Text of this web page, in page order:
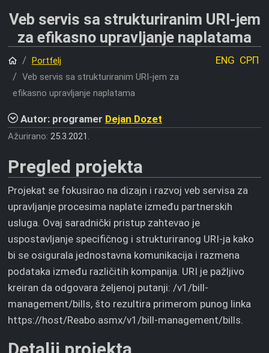
Veb servis sa strukturiranim URI-jem
za efikasno upravljanje naplatama
Početna
Portfelj
Veb servis sa strukturiranim URI-jem za
efikasno upravljanje naplatama
ENG СРП
Autor: programer Dejan Dozet
Ažurirano: 25.3.2021.
Pregled projekta
Projekat se fokusirao na dizajn i razvoj veb servisa za
upravljanje procesima naplate između partnerskih
usluga. Ovaj saradnički pristup zahtevao je
uspostavljanje specifičnog i strukturiranog URI-ja kako
bi se osigurala jednostavna komunikacija i razmena
podataka između različitih kompanija. URI je pažljivo
kreiran da odgovara željenoj putanji: /v1/bill-
management/bills, što rezultira primerom punog linka
https://host/Reabo.asmx/v1/bill-management/bills.